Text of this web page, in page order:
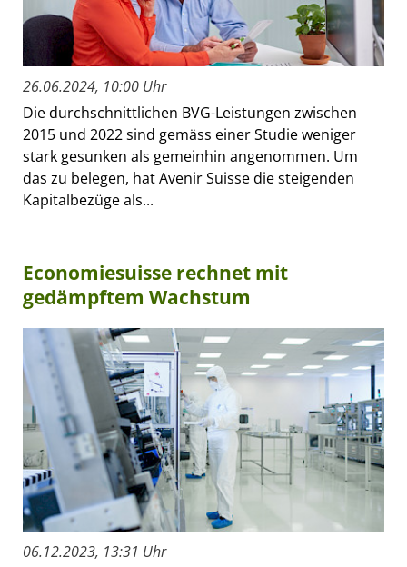
26.06.2024, 10:00 Uhr
Die durchschnittlichen BVG-Leistungen zwischen
2015 und 2022 sind gemäss einer Studie weniger
stark gesunken als gemeinhin angenommen. Um
das zu belegen, hat Avenir Suisse die steigenden
Kapitalbezüge als...
Economiesuisse rechnet mit
gedämpftem Wachstum
06.12.2023, 13:31 Uhr